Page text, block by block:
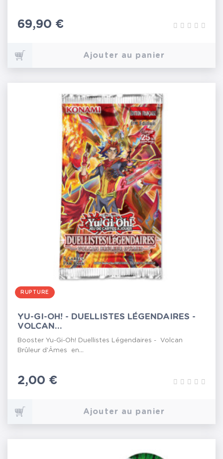
Prix
69,90 €
Ajouter au panier
RUPTURE
YU-GI-OH! - DUELLISTES LÉGENDAIRES -
VOLCAN...
Booster Yu-Gi-Oh! Duellistes Légendaires - Volcan
Brûleur d'Âmes en...
Prix
2,00 €
Ajouter au panier